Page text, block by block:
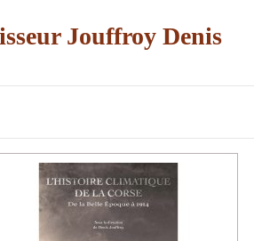
Jouffroy Denis